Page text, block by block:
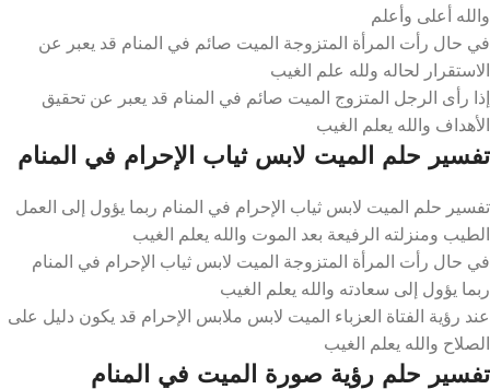
والله أعلى وأعلم
في حال رأت المرأة المتزوجة الميت صائم في المنام قد يعبر عن
الاستقرار لحاله ولله علم الغيب
إذا رأى الرجل المتزوج الميت صائم في المنام قد يعبر عن تحقيق
الأهداف والله يعلم الغيب
تفسير حلم الميت لابس ثياب الإحرام في المنام
تفسير حلم الميت لابس ثياب الإحرام في المنام ربما يؤول إلى العمل
الطيب ومنزلته الرفيعة بعد الموت والله يعلم الغيب
في حال رأت المرأة المتزوجة الميت لابس ثياب الإحرام في المنام
ربما يؤول إلى سعادته والله يعلم الغيب
عند رؤية الفتاة العزباء الميت لابس ملابس الإحرام قد يكون دليل على
الصلاح والله يعلم الغيب
تفسير حلم رؤية صورة الميت في المنام